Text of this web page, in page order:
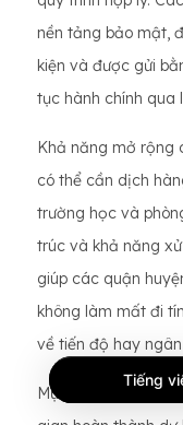
nền tảng bảo mật,
kiện và được gửi
tục hành chính qua
Khả năng mở rộng
có thể cần dịch
trường học và
trúc và khả năng
giúp các quận
không làm mất đi
về tiến độ hay
Mục tiêu là hỗ trợ
Tiếng